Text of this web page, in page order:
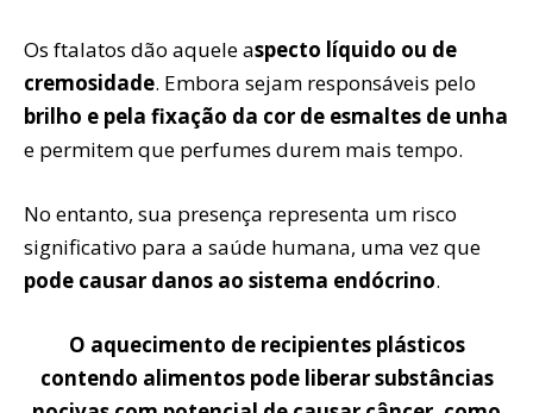
Os ftalatos dão aquele aspecto líquido ou de
cremosidade. Embora sejam responsáveis pelo
brilho e pela fixação da cor de esmaltes de unha
e permitem que perfumes durem mais tempo.
No entanto, sua presença representa um risco
significativo para a saúde humana, uma vez que
pode causar danos ao sistema endócrino.
O aquecimento de recipientes plásticos
contendo alimentos pode liberar substâncias